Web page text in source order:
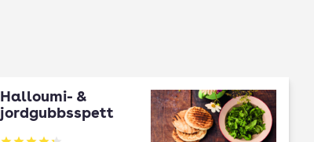
Halloumi- &
jordgubbsspett